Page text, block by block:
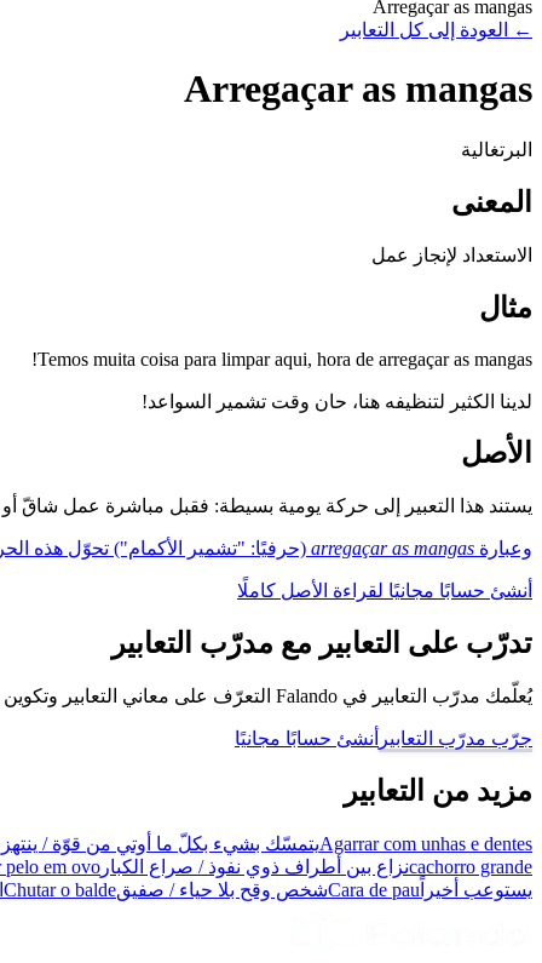
Arregaçar as mangas
←
العودة إلى كل التعابير
Arregaçar as mangas
البرتغالية
المعنى
الاستعداد لإنجاز عمل
مثال
Temos muita coisa para limpar aqui, hora de arregaçar as mangas!
لدينا الكثير لتنظيفه هنا، حان وقت تشمير السواعد!
الأصل
يستند هذا التعبير إلى حركة يومية بسيطة: فقبل مباشرة عمل شاقّ
وعبارة arregaçar as mangas (حرفيًا: "تشمير الأكمام") تحوّل هذه
أنشئ حسابًا مجانيًا لقراءة الأصل كاملًا
تدرّب على التعابير مع مدرّب التعابير
يُعلّمك مدرّب التعابير في Falando التعرّف على معاني التعابير وتكوين جُمل باستخدامها، كي تتحدّث كبرازيلي.
جرّب مدرّب التعابير أنشئ حسابًا مجانيًا
مزيد من التعابير
Agarrar com unhas e dentesيتمسّك بشيء بكلّ ما أوتي من قوّة /
cachorro grandeنزاع بين أطراف ذوي نفوذ / صراع الكبار pelo em ovo
يستوعب أخيراً Cara de pauشخص وقح بلا حياء / صفيقChutar o balde